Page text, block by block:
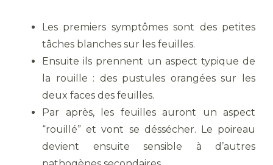
Les premiers symptômes sont des petites
tâches blanches sur les feuilles.
Ensuite ils prennent un aspect typique de
la rouille : des pustules orangées sur les
deux faces des feuilles.
Par après, les feuilles auront un aspect
“rouillé” et vont se déssécher. Le poireau
devient ensuite sensible à d’autres